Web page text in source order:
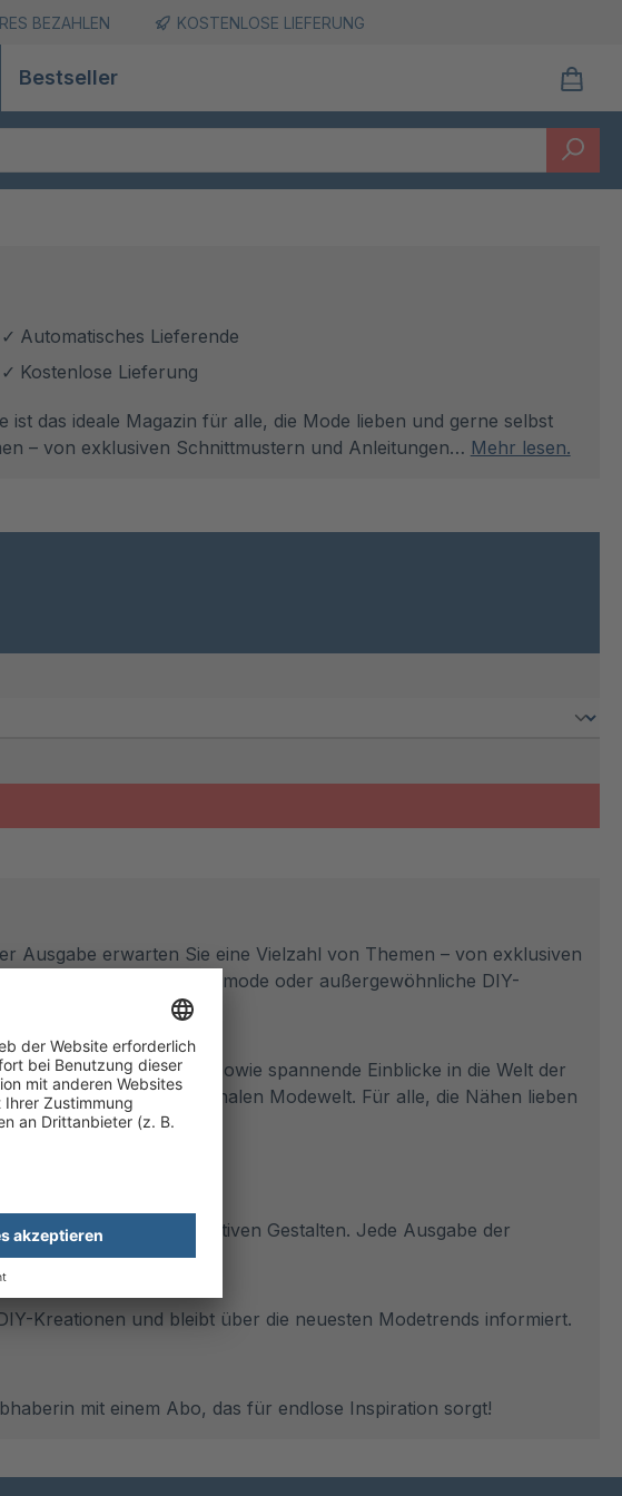
BEZAHLEN KOSTENLOSE LIEFERUNG
Bestseller
Automatisches Lieferende
Kostenlose Lieferung
das ideale Magazin für alle, die Mode lieben und gerne selbst
– von exklusiven Schnittmustern und Anleitungen… Mehr lesen.
Ausgabe erwarten Sie eine Vielzahl von Themen – von exklusiven
Kleider, trendige Alltagsmode oder außergewöhnliche DIY-
Schnittanpassung sowie spannende Einblicke in die Welt der
aus der internationalen Modewelt. Für alle, die Nähen lieben
die Freude am kreativen Gestalten. Jede Ausgabe der
Kreationen und bleibt über die neuesten Modetrends informiert.
mit einem Abo, das für endlose Inspiration sorgt!